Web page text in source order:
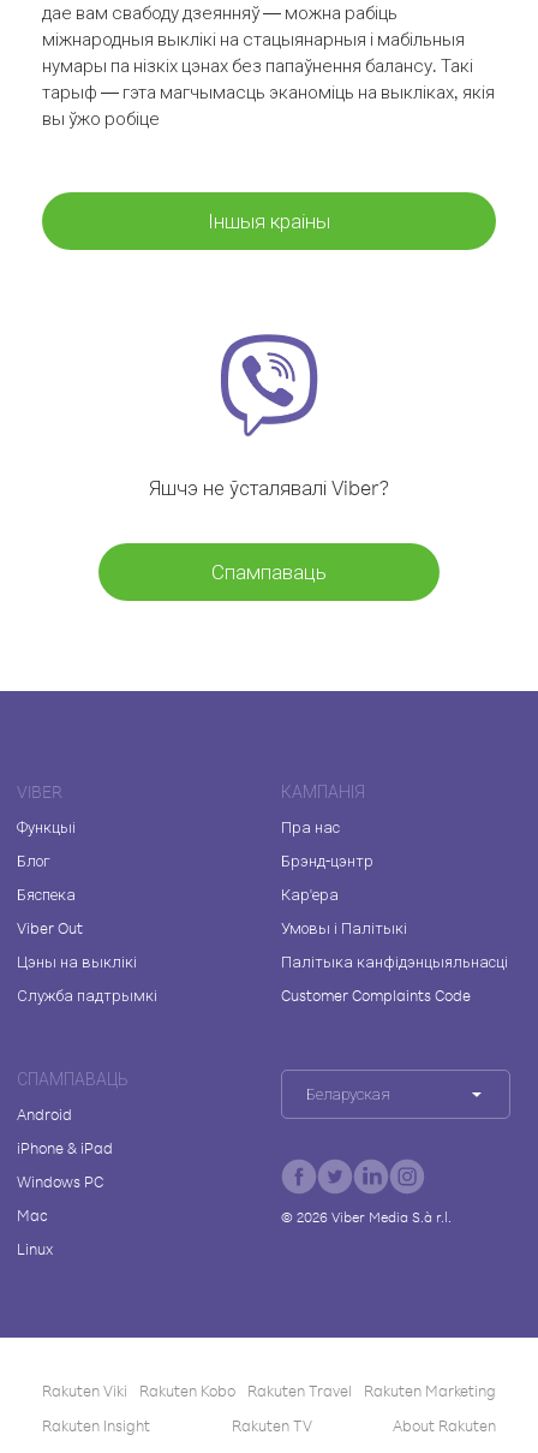
дае вам свабоду дзеянняў — можна рабіць
міжнародныя выклікі на стацыянарныя і мабільныя
нумары па нізкіх цэнах без папаўнення балансу. Такі
тарыф — гэта магчымасць эканоміць на выкліках, якія
вы ўжо робіце
Іншыя краіны
Яшчэ не ўсталявалі Viber?
Спампаваць
VIBER
Функцыі
Блог
Бяспека
Viber Out
Цэны на выклікі
Служба падтрымкі
КАМПАНІЯ
Пра нас
Брэнд-цэнтр
Кар'ера
Умовы і Палітыкі
Палітыка канфідэнцыяльнасці
Customer Complaints Code
СПАМПАВАЦЬ
Android
iPhone & iPad
Windows PC
Mac
Linux
Беларуская
© 2026Viber Media S.à r.l.
Rakuten Viki Rakuten Kobo Rakuten Travel
Rakuten Marketing
Rakuten Insight
Rakuten TV About Rakuten